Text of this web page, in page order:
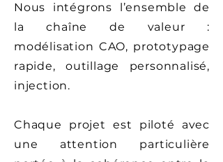
Nous intégrons l’ensemble de
la chaîne de valeur :
modélisation CAO, prototypage
rapide, outillage personnalisé,
injection.
Chaque projet est piloté avec
une attention particulière